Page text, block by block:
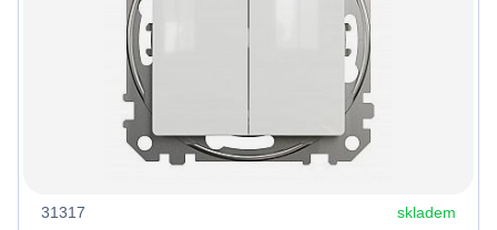
31317 skladem